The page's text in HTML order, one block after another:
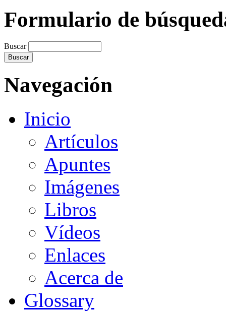
Formulario de
Buscar
Navegación
Inicio
Artículos
Apuntes
Imágenes
Libros
Vídeos
Enlaces
Acerca de
Glossary